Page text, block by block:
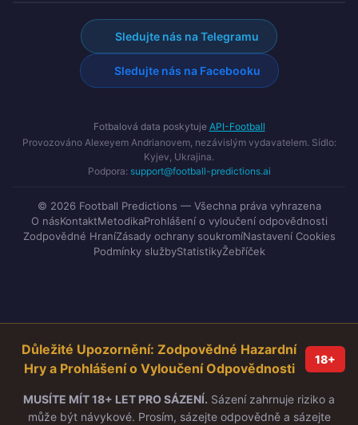
Sledujte nás na Telegramu
Sledujte nás na Facebooku
Fotbalová data poskytuje API-Football
Provozováno Alexeyem Andrianovem, nezávislým vydavatelem. Sídlo:
Kyjev, Ukrajina.
Podpora: support@football-predictions.ai
© 2026 Football Predictions — Všechna práva vyhrazena
O násKontaktMetodikaProhlášení o vyloučení odpovědnosti
Zodpovědné HraníZásady ochrany soukromíNastavení Cookies
Podmínky službyStatistikyŽebříček
Důležité Upozornění: Zodpovědné Hazardní
Hry a Prohlášení o Vyloučení Odpovědnosti
18+
MUSÍTE MÍT 18+ LET PRO SÁZENÍ. Sázení zahrnuje riziko a
může být návykové. Prosím, sázejte odpovědně a sázejte